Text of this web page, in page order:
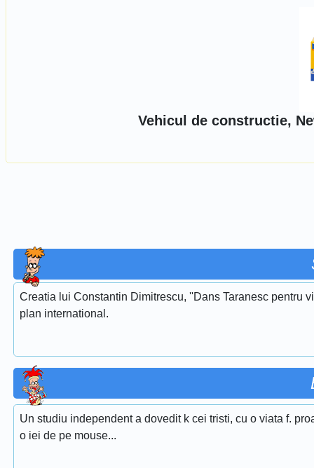
Vehicul de constructie,
Creatia lui Constantin Dimitrescu, ''Dans Taranesc pentru
plan international.
Un studiu independent a dovedit k cei tristi, cu o viata f.
o iei de pe mouse...